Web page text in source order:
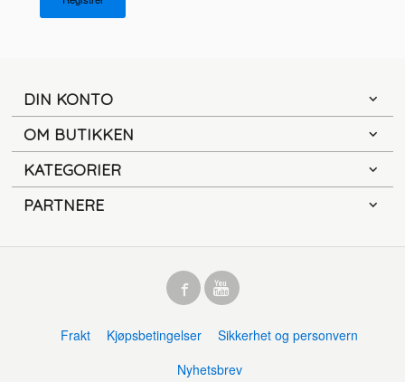
DIN KONTO
OM BUTIKKEN
KATEGORIER
PARTNERE
Frakt Kjøpsbetingelser
Sikkerhet og personvern
Nyhetsbrev